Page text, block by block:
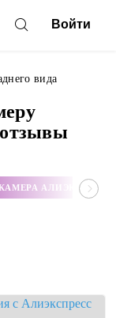
Войти
вида
ЭКШН КАМЕРА АЛИЭКСПРЕСС